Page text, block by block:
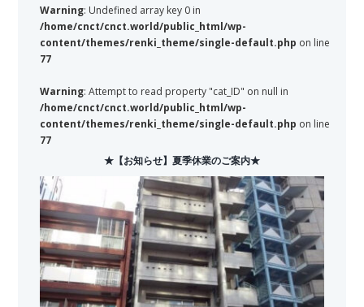
Warning: Undefined array key 0 in
/home/cnct/cnct.world/public_html/wp-
content/themes/renki_theme/single-default.php on line
77
Warning: Attempt to read property "cat_ID" on null in
/home/cnct/cnct.world/public_html/wp-
content/themes/renki_theme/single-default.php on line
77
★【お知らせ】夏季休業のご案内★